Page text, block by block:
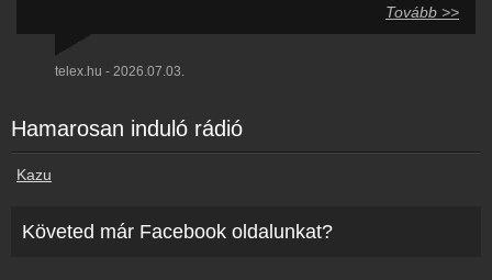
Tovább >>
telex.hu - 2026.07.03.
Hamarosan induló rádió
Kazu
Követed már Facebook oldalunkat?